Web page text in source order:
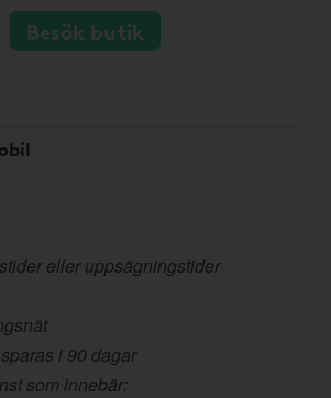
Besök butik
eller uppsägningstider
i 90 dagar
som innebär: